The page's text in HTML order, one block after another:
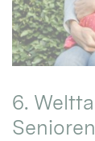
6.
Senioren